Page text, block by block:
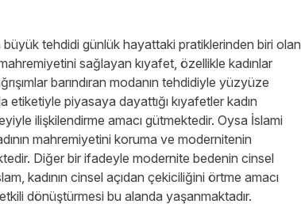
tehdidi günlük hayattaki pratiklerinden biri olan
sağlayan kıyafet, özellikle kadınlar
barındıran modanın tehdidiyle yüzyüze
etiketiyle piyasaya dayattığı kıyafetler kadın
ilişkilendirme amacı gütmektedir. Oysa İslami
mahremiyetini koruma ve modernitenin
Diğer bir ifadeyle modernite bedenin cinsel
kadının cinsel açıdan çekiciliğini örtme amacı
dönüştürmesi bu alanda yaşanmaktadır.